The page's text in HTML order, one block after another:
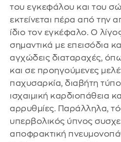
του εγκεφάλου και του
εκτείνεται πέρα από την
ίδιο τον εγκέφαλο. Ο
σημαντικά με επεισόδια
αγχώδεις διαταραχές,
και σε προηγούμενες
παχυσαρκία, διαβήτη
ισχαιμική καρδιοπάθεια
αρρυθμίες. Παράλληλα,
υπερβολικός ύπνος
αποφρακτική